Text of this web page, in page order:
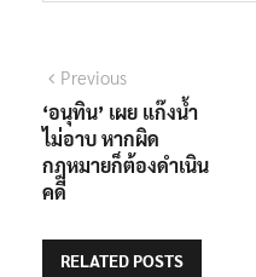
แนะแนว
เรื่อง
PreviousPrevious
post:
‘อนุทิน’ เผย แก๊งน้ำ
ไม่อาบ หากผิด
กฎหมายก็ต้องดำเนิน
คดี
RELATED POSTS